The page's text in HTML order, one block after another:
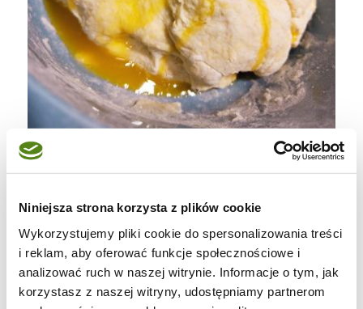
Niniejsza strona korzysta z plików cookie
Wykorzystujemy pliki cookie do spersonalizowania treści
i reklam, aby oferować funkcje społecznościowe i
analizować ruch w naszej witrynie. Informacje o tym, jak
korzystasz z naszej witryny, udostępniamy partnerom